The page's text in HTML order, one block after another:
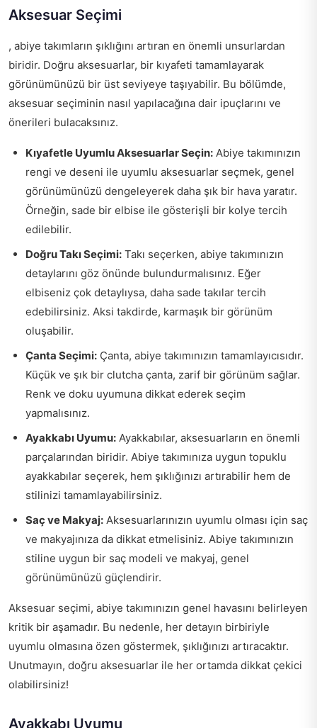
Aksesuar Seçimi
, abiye takımların şıklığını artıran en önemli unsurlardan
biridir. Doğru aksesuarlar, bir kıyafeti tamamlayarak
görünümünüzü bir üst seviyeye taşıyabilir. Bu bölümde,
aksesuar seçiminin nasıl yapılacağına dair ipuçlarını ve
önerileri bulacaksınız.
Kıyafetle Uyumlu Aksesuarlar Seçin: Abiye takımınızın
rengi ve deseni ile uyumlu aksesuarlar seçmek, genel
görünümünüzü dengeleyerek daha şık bir hava yaratır.
Örneğin, sade bir elbise ile gösterişli bir kolye tercih
edilebilir.
Doğru Takı Seçimi: Takı seçerken, abiye takımınızın
detaylarını göz önünde bulundurmalısınız. Eğer
elbiseniz çok detaylıysa, daha sade takılar tercih
edebilirsiniz. Aksi takdirde, karmaşık bir görünüm
oluşabilir.
Çanta Seçimi: Çanta, abiye takımınızın tamamlayıcısıdır.
Küçük ve şık bir clutcha çanta, zarif bir görünüm sağlar.
Renk ve doku uyumuna dikkat ederek seçim
yapmalısınız.
Ayakkabı Uyumu: Ayakkabılar, aksesuarların en önemli
parçalarından biridir. Abiye takımınıza uygun topuklu
ayakkabılar seçerek, hem şıklığınızı artırabilir hem de
stilinizi tamamlayabilirsiniz.
Saç ve Makyaj: Aksesuarlarınızın uyumlu olması için saç
ve makyajınıza da dikkat etmelisiniz. Abiye takımınızın
stiline uygun bir saç modeli ve makyaj, genel
görünümünüzü güçlendirir.
Aksesuar seçimi, abiye takımınızın genel havasını belirleyen
kritik bir aşamadır. Bu nedenle, her detayın birbiriyle
uyumlu olmasına özen göstermek, şıklığınızı artıracaktır.
Unutmayın, doğru aksesuarlar ile her ortamda dikkat çekici
olabilirsiniz!
Ayakkabı Uyumu